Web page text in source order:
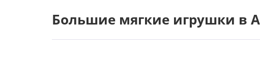
Большие мягкие игрушки в